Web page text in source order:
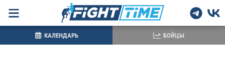
КАЛЕНДАРЬ БОЙЦЫ